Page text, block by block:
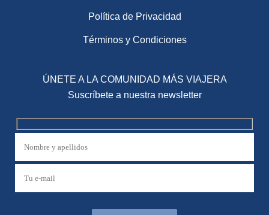
Política de Privacidad
Términos y Condiciones
ÚNETE A LA COMUNIDAD MÁS VIAJERA
Suscríbete a nuestra newsletter